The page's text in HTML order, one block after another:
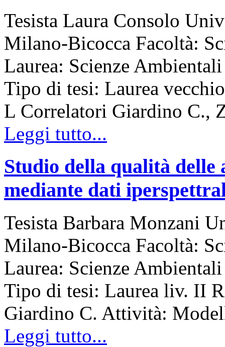
Tesista Laura Consolo
Milano-Bicocca Facoltà:
Laurea: Scienze
Tipo di tesi: Laurea
L Correlatori Giardino
Leggi tutto...
Studio della qualità delle
mediante dati
Tesista Barbara Monzani
Milano-Bicocca Facoltà:
Laurea: Scienze
Tipo di tesi: Laurea liv. II
Giardino C. Attività:
Leggi tutto...